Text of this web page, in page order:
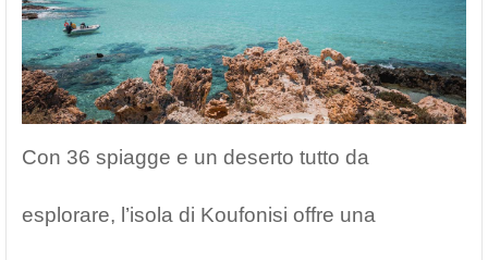
Con 36 spiagge e un deserto tutto da
esplorare, l’isola di Koufonisi offre una